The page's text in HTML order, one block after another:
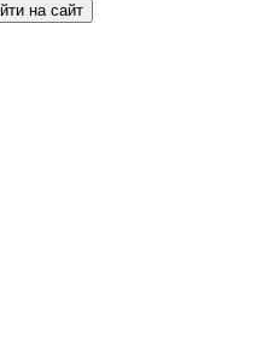
на сайт